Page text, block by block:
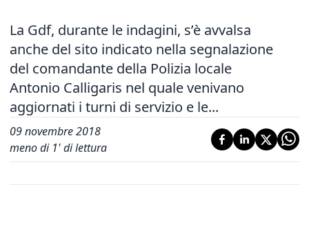
La Gdf, durante le indagini, s’è avvalsa
anche del sito indicato nella segnalazione
del comandante della Polizia locale
Antonio Calligaris nel quale venivano
aggiornati i turni di servizio e le...
09 novembre 2018
meno di 1' di lettura